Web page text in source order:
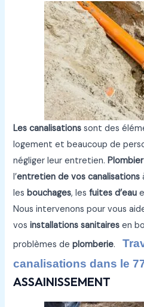
Les canalisations sont des
logement et beaucoup de
négliger leur entretien.
l’entretien de vos canalisations
lesbouchages, lesfuites d’eau
Nous intervenons pour vous
vosinstallations sanitaires en
problèmes deplomberie.
canalisations dans le
ASSAINISSEMENT